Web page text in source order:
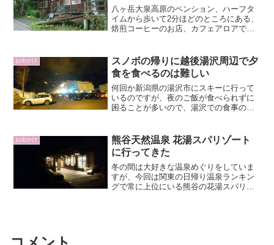
八ヶ岳大泉高原のペンション、ハーフタ
イムから歩いて2分ほどのところにある、
焙煎コーヒーのお店、カフェアロアでモ
ハーフタイムに泊まったカフェ・アロア
のモーニングセット...
お出かけ
スノボの帰りに越後湯沢周辺で夕
食を食べるのは難しい
何回か新潟県の湯沢市にスキーに行って
いるのですが、夜のご飯が食べられずに
困ることが多いので、湯沢での食事の注
スノボを滑って6時過ぎにスキー場を出る
と、もう夕食を食べら...
お出かけ
熊谷天然温泉 花湯スパリゾート
に行ってきた
冬の間は大好きな温泉めぐりをしていま
すが、今回は関東の日帰り温泉ランキン
グで常に上位にいる熊谷の花湯スパリゾ